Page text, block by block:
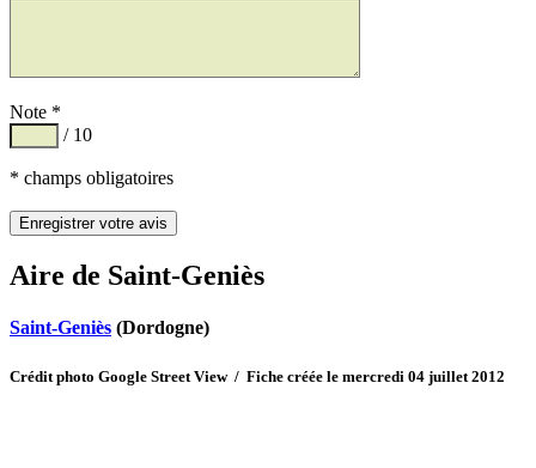
Note *
/ 10
* champs obligatoires
Aire de Saint-Geniès
Saint-Geniès (Dordogne)
Crédit photo Google Street View / Fiche créée le mercredi 04 juillet 2012